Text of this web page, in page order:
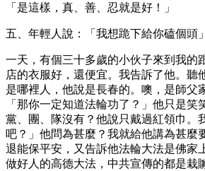
「是這樣，真、善、忍就是好！」
五、年輕人說：「我想跪下給你磕個頭」
一天，有個三十多歲的小伙子來到我的
店的衣服好，還便宜。我告訴了他。聽
是哪裡人，他說是長春的。噢，是師父
「那你一定知道法輪功了？」他只是笑
黨、團、隊沒有？他說只戴過紅領巾。
吧？」他問為甚麼？我就給他講為甚麼
退能保平安，又告訴他法輪大法是佛家
做好人的高德大法，中共宣傳的都是栽